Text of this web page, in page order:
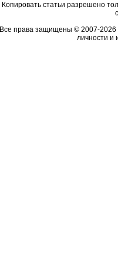
Копировать статьи разрешено
Все права защищены © 2007-2026
личности и